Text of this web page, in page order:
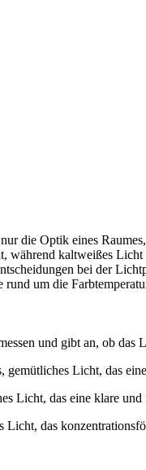
die Optik eines
während kaltweißes
bei der
um die
und gibt an, ob das
gemütliches Licht, das
Licht, das eine klare
Licht, das